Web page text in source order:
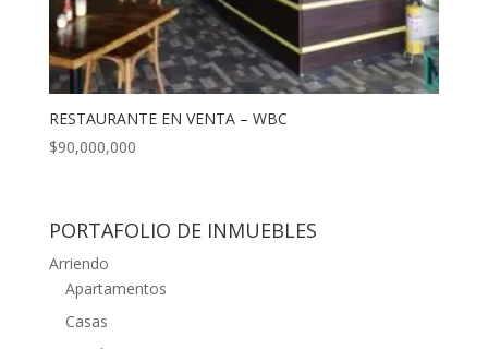
RESTAURANTE EN VENTA – WBC
$90,000,000
PORTAFOLIO DE INMUEBLES
Arriendo
Apartamentos
Casas